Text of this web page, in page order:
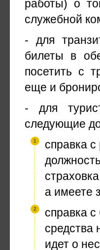
работы) о
служебной
- для
билеты в
посетить с
еще и
- для
следующие
справка
а имеете
справка
средства
идет о